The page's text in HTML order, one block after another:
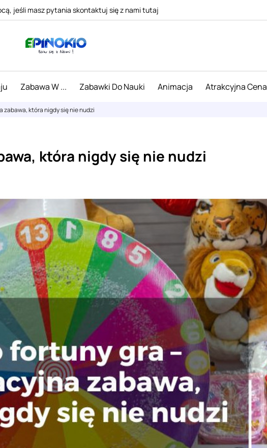
jeśli masz pytania skontaktuj się z nami tutaj
Zabawa W ... Zabawki Do Nauki Animacja Atrakcyjna Cena
zabawa, która nigdy się nie nudzi
która nigdy się nie nudzi